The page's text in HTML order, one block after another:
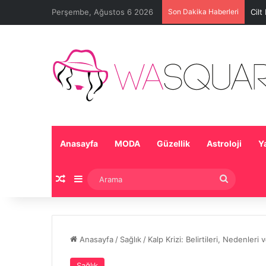
Perşembe, Ağustos 6 2026 Son Dakika Haberleri Cilt
Anasayfa MODA Güzellik Astroloji
Rastgele Makale
Kenar Bölmesi
Anasayfa / Sağlık / Kalp Krizi: Belirtileri, Nedenleri